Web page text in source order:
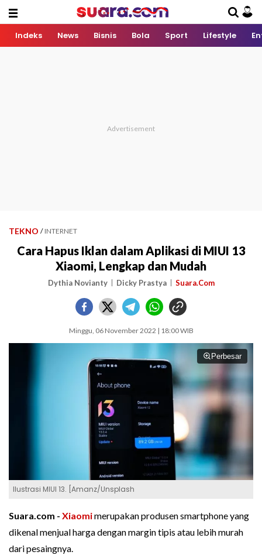
Indeks News Bisnis Bola Sport Lifestyle
TEKNO / INTERNET
Cara Hapus Iklan dalam Aplikasi di MIUI 13
Xiaomi, Lengkap dan Mudah
Dythia Novianty Dicky Prastya Suara.Com
Minggu, 06 November 2022 | 18:00 WIB
Perbesar
Ilustrasi MIUI 13. [Amanz/Unsplash
Suara.com - Xiaomimerupakan produsen smartphone yang
dikenal menjual harga dengan margin tipis atau lebih murah
dari pesaingnya.